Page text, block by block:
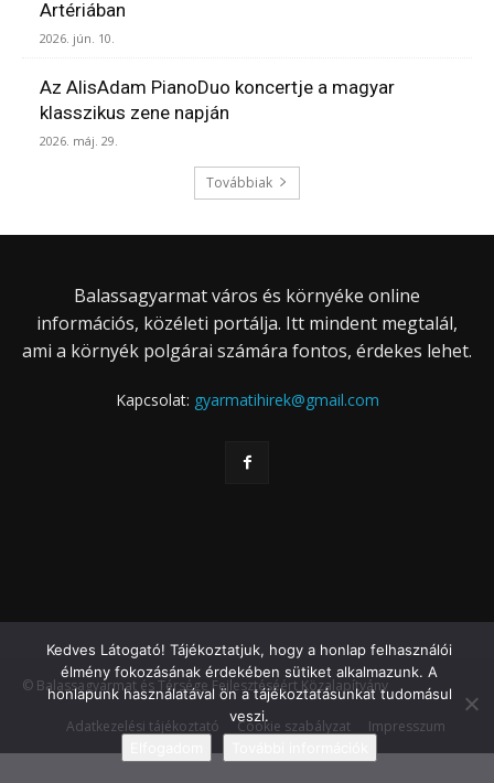
Artériában
2026. jún. 10.
Az AlisAdam PianoDuo koncertje a magyar
klasszikus zene napján
2026. máj. 29.
Továbbiak
Balassagyarmat város és környéke online
információs, közéleti portálja. Itt mindent megtalál,
ami a környék polgárai számára fontos, érdekes lehet.
Kapcsolat: gyarmatihirek@gmail.com
© Balassagyarmat és Térsége Fejlesztéséért Közalapítvány
Adatkezelési tájékoztató Cookie szabályzat Impresszum
Kedves Látogató! Tájékoztatjuk, hogy a honlap felhasználói
élmény fokozásának érdekében sütiket alkalmazunk. A
honlapunk használatával ön a tájékoztatásunkat tudomásul
veszi.